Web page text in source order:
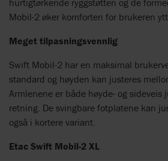
hurtigtørkende ryggstøtten og de
Mobil-2 øker komforten for brukeren
Meget tilpasningsvennlig
Swift Mobil-2 har en maksimal
standard og høyden kan justeres
Armlenene er både høyde- og sideveis
retning. De svingbare fotplatene kan
også i kortere variant.
Etac Swift Mobil-2 XL